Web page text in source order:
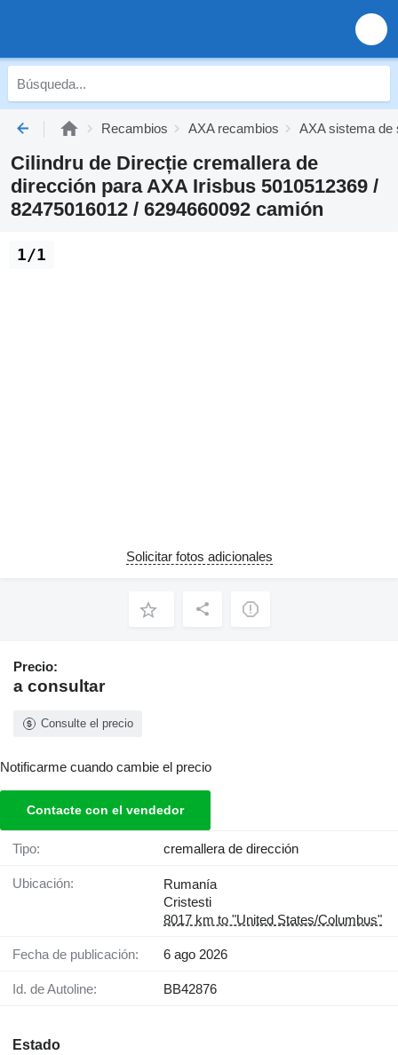
Recambios AXA recambios AXA sistema de
Cilindru de Direcție cremallera de
dirección para AXA Irisbus 5010512369 /
82475016012 / 6294660092 camión
1/1
Solicitar fotos adicionales
Precio:
a consultar
Consulte el precio
Notificarme cuando cambie el precio
Contacte con el vendedor
Tipo: cremallera de dirección
Ubicación:
Rumanía
Cristesti
8017 km to "United States/Columbus"
Fecha de publicación: 6 ago 2026
Id. de Autoline: BB42876
Estado